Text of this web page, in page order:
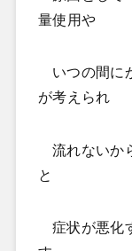
量使用や
いつの間に
が考えられ
流れないか
と
症状が悪化